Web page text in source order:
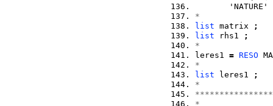
*
list matrix
;
list rhs1
;
*
leres1 = RESO
*
list leres1
;
*
*